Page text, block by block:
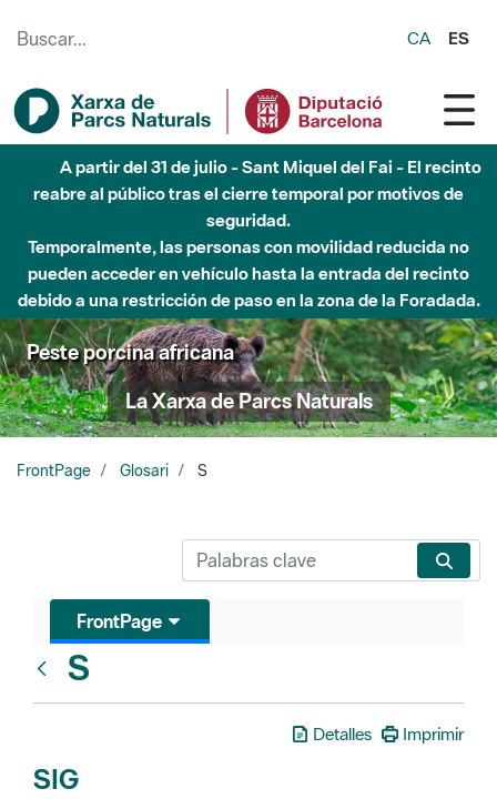
CA ES
A partir del 31 de julio - Sant Miquel del Fai - El recinto
reabre al público tras el cierre temporal por motivos de
seguridad.
Temporalmente, las personas con movilidad reducida no
pueden acceder en vehículo hasta la entrada del recinto
debido a una restricción de paso en la zona de la Foradada.
Peste porcina africana
La Xarxa de Parcs Naturals
FrontPage Glosari S
FrontPage
S
Detalles Imprimir
SIG